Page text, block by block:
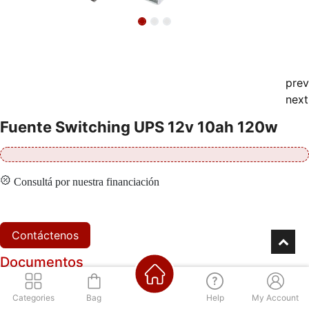
prev
next
Fuente Switching UPS 12v 10ah 120w
Consultá por nuestra financiación
Contáctenos
Documentos
Datasheet SC12012
Categories Bag Help My Account